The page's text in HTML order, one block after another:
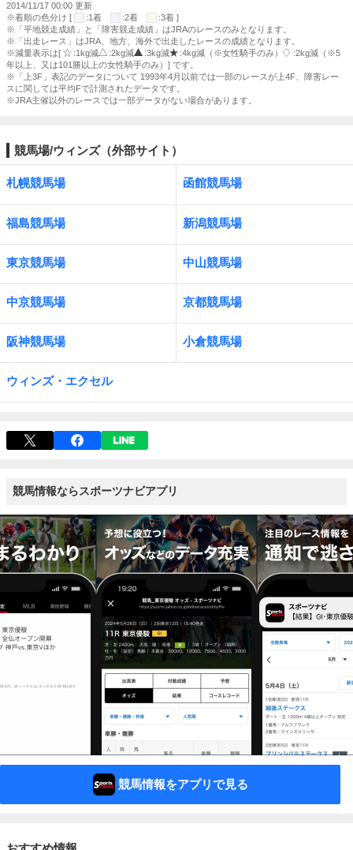
2014/11/17 00:00 更新
※着順の色分け [
:1着 :2着
:3着 ]
※「平地競走成績」と「障害競走成績」はJRAのレースのみとなります。
※「出走レース」はJRA、地方、海外で出走したレースの成績となります。
※減量表示は[
:1kg減 :2kg減 :3kg減 :4kg減（※女性騎手のみ）
:2kg減（※5
年以上、又は101勝以上の女性騎手のみ）] です。
※「上3F」表記のデータについて 1993年4月以前では一部のレースが上4F、障害レー
スに関しては平均Fで計測されたデータです。
※JRA主催以外のレースでは一部データがない場合があります。
競馬場/ウィンズ（外部サイト）
札幌競馬場 函館競馬場
福島競馬場 新潟競馬場
東京競馬場 中山競馬場
中京競馬場 京都競馬場
阪神競馬場 小倉競馬場
ウィンズ・エクセル
競馬情報ならスポーツナビアプリ
競馬情報をアプリで見る